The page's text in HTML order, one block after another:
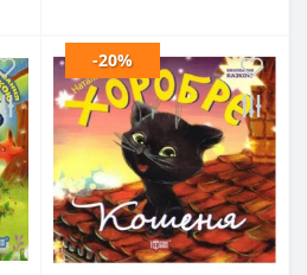
-20%